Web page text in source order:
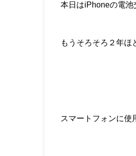
本日はiPhoneの電池
もうそろそろ２年ほ
スマートフォンに使